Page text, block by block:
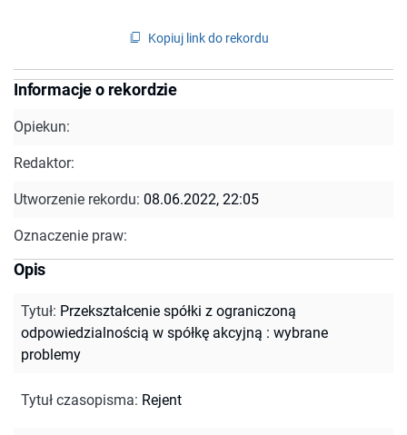
Kopiuj link do rekordu
Informacje o rekordzie
Opiekun:
Redaktor:
Utworzenie rekordu: 08.06.2022, 22:05
Oznaczenie praw:
Opis
Tytuł: Przekształcenie spółki z ograniczoną
odpowiedzialnością w spółkę akcyjną : wybrane
problemy
Tytuł czasopisma: Rejent